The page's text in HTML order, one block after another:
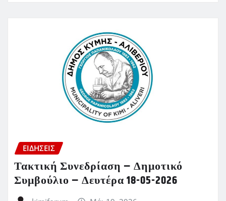
ΕΙΔΗΣΕΙΣ
Τακτική Συνεδρίαση – Δημοτικό
Συμβούλιο – Δευτέρα 18-05-2026